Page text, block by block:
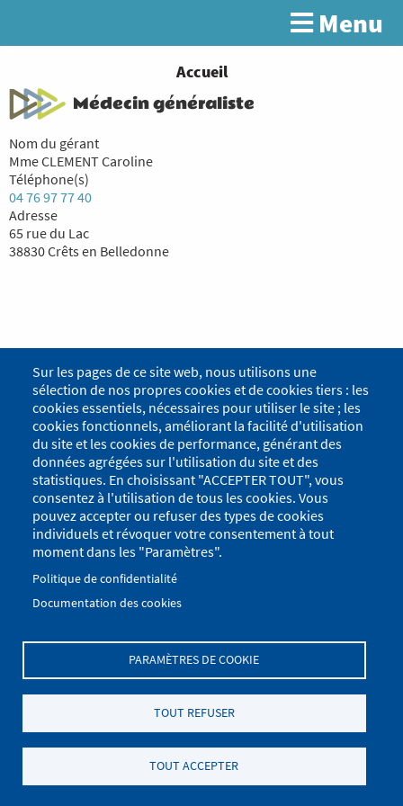
contenu
Rechercher
Menu
You
are
Accueil
Médecin généraliste
Nom du gérant
Mme CLEMENT Caroline
Téléphone(s)
04 76 97 77 40
Adresse
65 rue du Lac
38830 Crêts en Belledonne
Sur les pages de ce site web, nous utilisons une
sélection de nos propres cookies et de cookies tiers : les
cookies essentiels, nécessaires pour utiliser le site ; les
cookies fonctionnels, améliorant la facilité d'utilisation
du site et les cookies de performance, générant des
données agrégées sur l'utilisation du site et des
statistiques. En choisissant "ACCEPTER TOUT", vous
consentez à l'utilisation de tous les cookies. Vous
pouvez accepter ou refuser des types de cookies
individuels et révoquer votre consentement à tout
moment dans les "Paramètres".
Politique de confidentialité
Documentation des cookies
PARAMÈTRES DE COOKIE
TOUT REFUSER
TOUT ACCEPTER
Menu
compte
l'utilisateur
page
Politique de confidentialité